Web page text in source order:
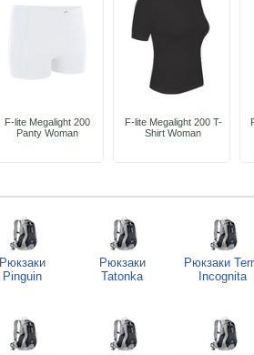
F-lite Megalight 200
Panty Woman
F-lite Megalight 200 T-
Shirt Woman
Рюкзаки
Pinguin
Рюкзаки
Tatonka
Рюкзаки
Incognita